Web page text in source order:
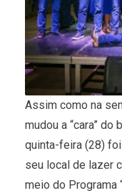
Assim como na
mudou a “cara” do
quinta-feira (28)
seu local de lazer
meio do Programa